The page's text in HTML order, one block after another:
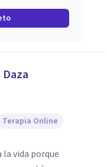
Terapia Online
vida porque